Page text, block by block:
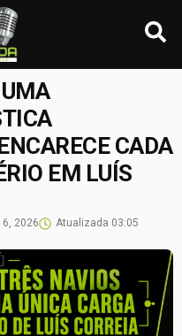
CADA
EM LUÍS
6, 2026 Atualizada 03:05